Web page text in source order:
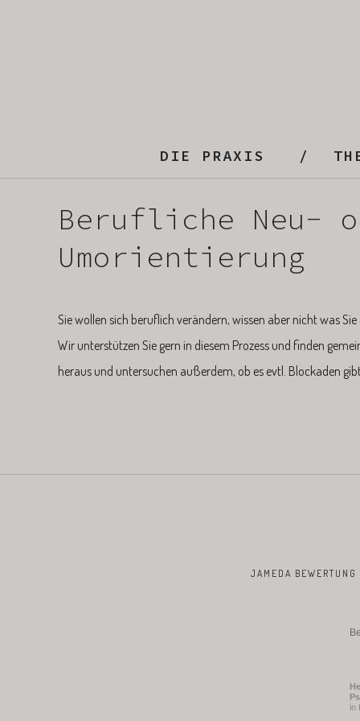
DIE PRAXIS
Berufliche Neu-
Umorientierung
Sie wollen sich beruflich verändern, wissen aber nicht was
Wir unterstützen Sie gern in diesem Prozess und finden
heraus und untersuchen außerdem, ob es evtl. Blockaden
JAMEDA BEWERTUNG
in